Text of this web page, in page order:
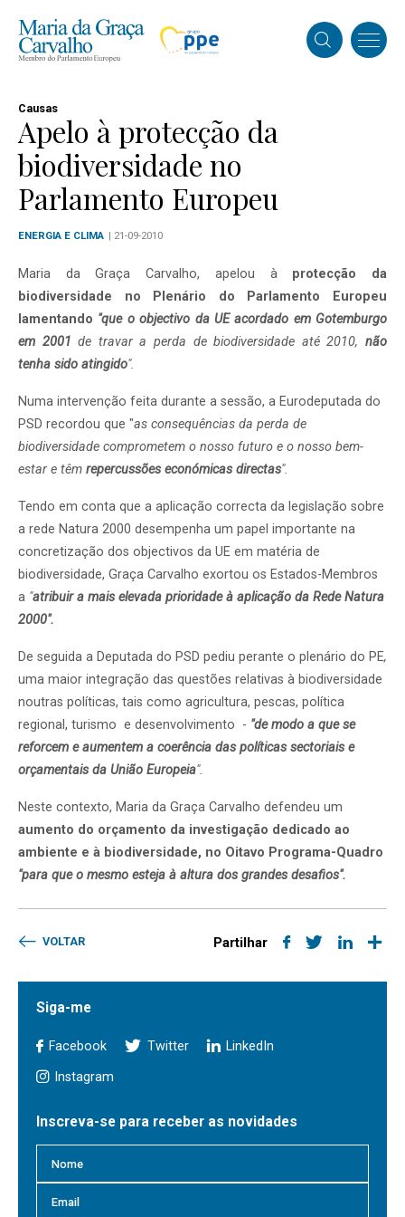
Causas
Apelo à protecção da
biodiversidade no
Parlamento Europeu
ENERGIA E CLIMA | 21-09-2010
Maria da Graça Carvalho, apelou à protecção da
biodiversidade no Plenário do Parlamento Europeu
lamentando "que o objectivo da UE acordado em Gotemburgo
em 2001 de travar a perda de biodiversidade até 2010,não
tenha sido atingido".
Numa intervenção feita durante a sessão, a Eurodeputada do
PSD recordou que "as consequências da perda de
biodiversidade comprometem o nosso futuro e o nosso bem-
estar e têm repercussões económicas directas".
Tendo em conta que a aplicação correcta da legislação sobre
a rede Natura 2000 desempenha um papel importante na
concretização dos objectivos da UE em matéria de
biodiversidade, Graça Carvalho exortou os Estados-Membros
a "atribuir a mais elevada prioridade à aplicação da Rede Natura
2000".
De seguida a Deputada do PSD pediu perante o plenário do PE,
uma maior integração das questões relativas à biodiversidade
noutras políticas, tais como agricultura, pescas, política
regional, turismo e desenvolvimento - "de modo a que se
reforcem e aumentem a coerência das políticas sectoriais e
orçamentais da União Europeia".
Neste contexto, Maria da Graça Carvalho defendeu um
aumento do orçamento da investigação dedicado ao
ambiente e à biodiversidade, no Oitavo Programa-Quadro
"para que o mesmo esteja à altura dos grandes desafios".
VOLTAR Partilhar
Siga-me
Facebook Twitter LinkedIn
Instagram
Inscreva-se para receber as novidades